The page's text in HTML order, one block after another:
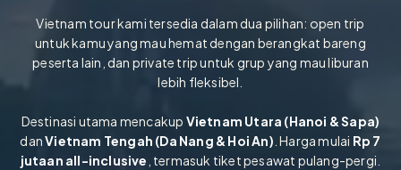
Vietnam tour kami tersedia dalam dua pilihan: open trip
untuk kamu yang mau hemat dengan berangkat bareng
peserta lain, dan private trip untuk grup yang mau liburan
lebih fleksibel.
Destinasi utama mencakup Vietnam Utara (Hanoi & Sapa)
danVietnam Tengah (Da Nang & Hoi An) . Harga mulai Rp 7
jutaan all-inclusive , termasuk tiket pesawat pulang-pergi.